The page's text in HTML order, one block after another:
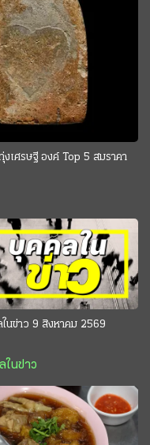
เศรษฐี องค์ Top 5 สมราคา
นข่าว 9 สิงหาคม 2569
ในข่าว